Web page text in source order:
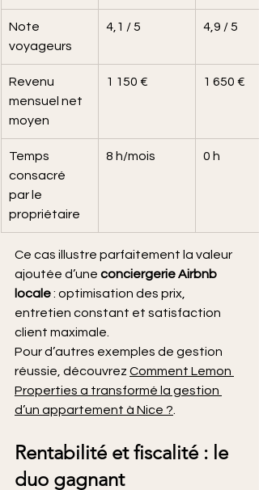
Note
voyageurs
4,1 / 5 4,9 / 5
Revenu
mensuel net
moyen
1 150 € 1 650 €
Temps
consacré
par le
propriétaire
8 h/mois 0 h
Ce cas illustre parfaitement la valeur
ajoutée d’une conciergerie Airbnb
locale : optimisation des prix,
entretien constant et satisfaction
client maximale.
Pour d’autres exemples de gestion
réussie, découvrez Comment Lemon
Properties a transformé la gestion
d’un appartement à Nice ?
Rentabilité et fiscalité : le
duo gagnant